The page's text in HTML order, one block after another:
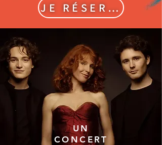
JE RÉSERVE
UN
CONCERT